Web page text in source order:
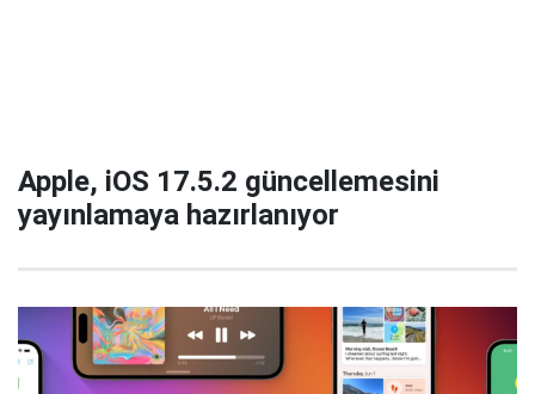
Apple, iOS 17.5.2 güncellemesini
yayınlamaya hazırlanıyor